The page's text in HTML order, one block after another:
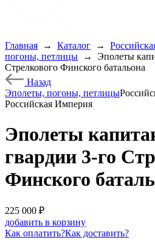
Главная → Каталог →
погоны, петлицы
→
Эполеты
Стрелкового Финского батальона
Назад
Эполеты, погоны, петлицы
Российская Империя
Эполеты
гвардии 3-го
Финского
225 000 ₽
добавить в корзину
Как оплатить?Как доставить?